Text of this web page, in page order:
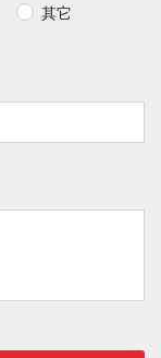
其它